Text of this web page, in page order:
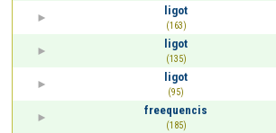
ligot
(163)
ligot
(135)
ligot
(95)
freequencis
(185)